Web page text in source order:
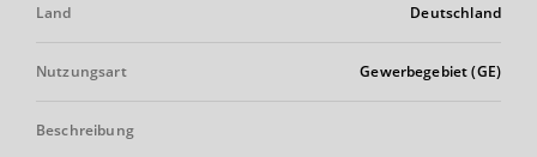
Land Deutschland
Nutzungsart Gewerbegebiet (GE)
Beschreibung